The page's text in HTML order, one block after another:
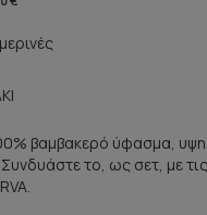
βαμβακερό ύφασμα,
το, ως σετ, με